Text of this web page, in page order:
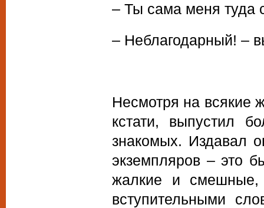
– Ты сама меня туда
– Неблагодарный! –
Несмотря на всякие
кстати, выпустил
знакомых. Издавал
экземпляров – это
жалкие и смешные,
вступительными